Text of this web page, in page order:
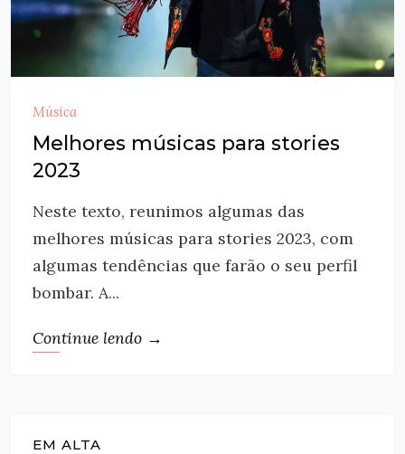
Música
Melhores músicas para stories
2023
Neste texto, reunimos algumas das
melhores músicas para stories 2023, com
algumas tendências que farão o seu perfil
bombar. A...
Continue lendo →
EM ALTA